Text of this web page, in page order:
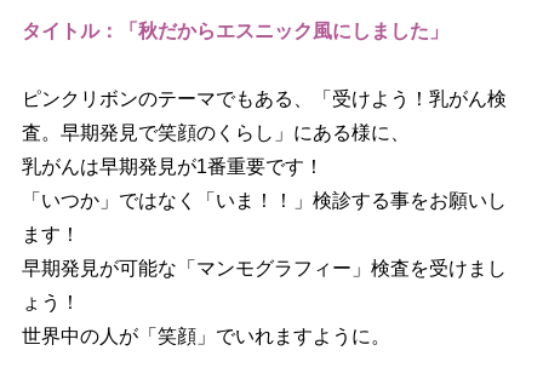
タイトル：「秋だからエスニック風にしました」
ピンクリボンのテーマでもある、「受けよう！乳がん検
査。早期発見で笑顔のくらし」にある様に、
乳がんは早期発見が1番重要です！
「いつか」ではなく「いま！！」検診する事をお願いし
ます！
早期発見が可能な「マンモグラフィー」検査を受けまし
ょう！
世界中の人が「笑顔」でいれますように。